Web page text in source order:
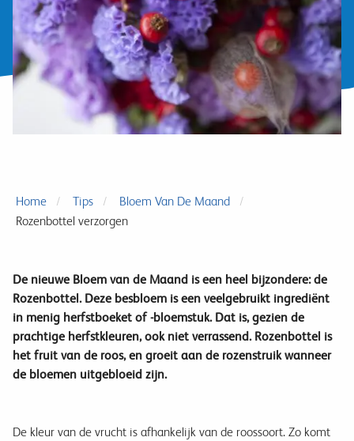
Home Tips
Bloem Van De Maand
Rozenbottel verzorgen
De nieuwe Bloem van de Maand is een heel bijzondere: de
Rozenbottel. Deze besbloem is een veelgebruikt ingrediënt
in menig herfstboeket of -bloemstuk. Dat is, gezien de
prachtige herfstkleuren, ook niet verrassend. Rozenbottel is
het fruit van de roos, en groeit aan de rozenstruik wanneer
de bloemen uitgebloeid zijn.
De kleur van de vrucht is afhankelijk van de roossoort. Zo komt